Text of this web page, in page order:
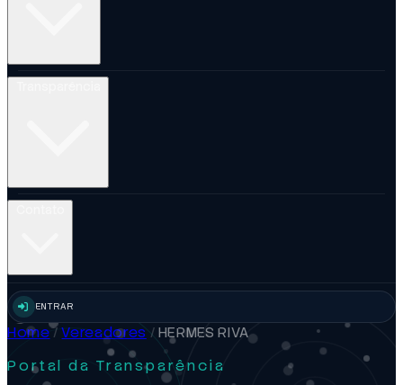
ENTRAR
Home/ Vereadores /HERMES RIVA
Portal da Transparência